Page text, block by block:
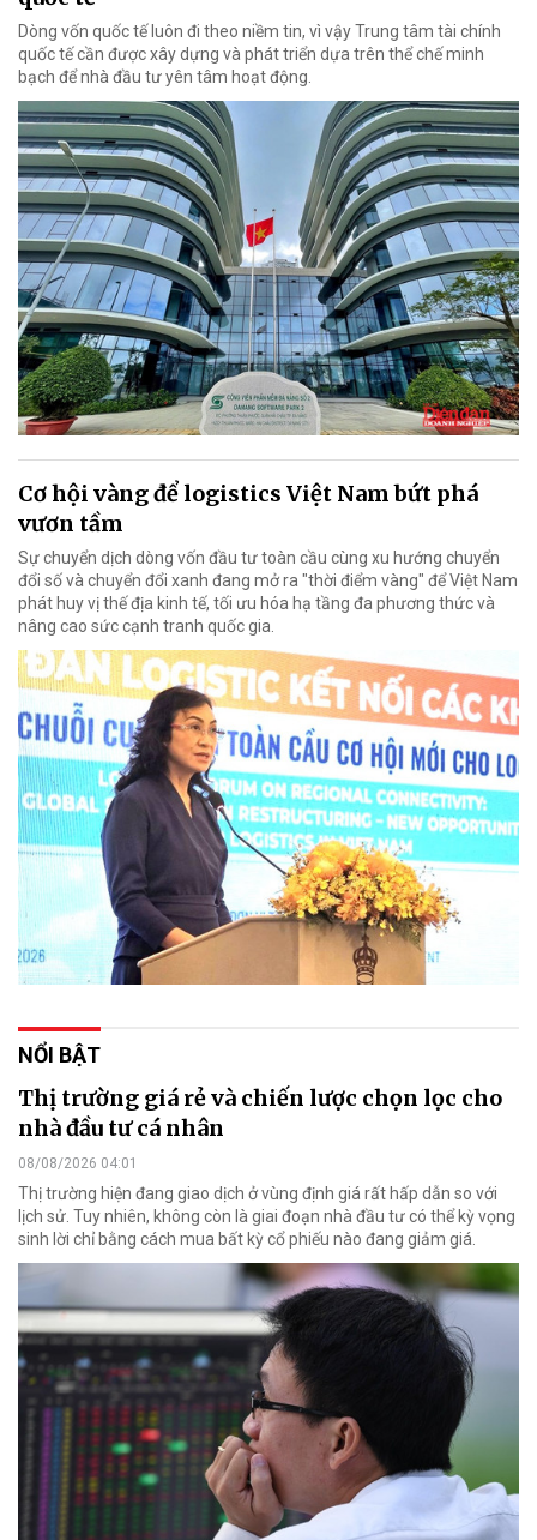
Dòng vốn quốc tế luôn đi theo niềm tin, vì vậy Trung tâm tài chính
quốc tế cần được xây dựng và phát triển dựa trên thể chế minh
bạch để nhà đầu tư yên tâm hoạt động.
Cơ hội vàng để logistics Việt Nam bứt phá
vươn tầm
Sự chuyển dịch dòng vốn đầu tư toàn cầu cùng xu hướng chuyển
đổi số và chuyển đổi xanh đang mở ra "thời điểm vàng" để Việt Nam
phát huy vị thế địa kinh tế, tối ưu hóa hạ tầng đa phương thức và
nâng cao sức cạnh tranh quốc gia.
NỔI BẬT
Thị trường giá rẻ và chiến lược chọn lọc cho
nhà đầu tư cá nhân
08/08/2026 04:01
Thị trường hiện đang giao dịch ở vùng định giá rất hấp dẫn so với
lịch sử. Tuy nhiên, không còn là giai đoạn nhà đầu tư có thể kỳ vọng
sinh lời chỉ bằng cách mua bất kỳ cổ phiếu nào đang giảm giá.